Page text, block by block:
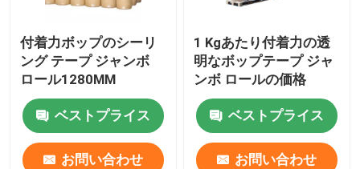
付着力ボップのシーリ
ング テープ ジャンボ
ロール1280MM
ベストプライス
お問い合わせ
1 Kgあたり付着力の透
明なボップテープ ジャ
ンボ ロールの価格
ベストプライス
お問い合わせ